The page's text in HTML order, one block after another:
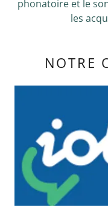
phonatoire et le
les
NOTRE